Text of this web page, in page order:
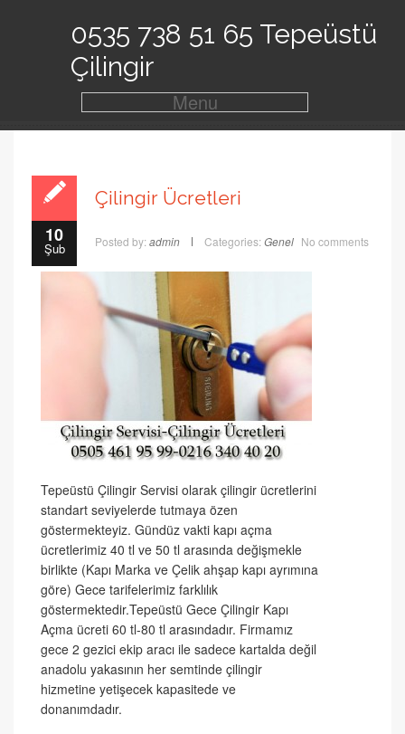
0535 738 51 65 Tepeüstü
Çilingir
Menu
10
Şub
Çilingir Ücretleri
Posted by: admin Categories: Genel No comments
Tepeüstü Çilingir Servisi olarak çilingir ücretlerini
standart seviyelerde tutmaya özen
göstermekteyiz. Gündüz vakti kapı açma
ücretlerimiz 40 tl ve 50 tl arasında değişmekle
birlikte (Kapı Marka ve Çelik ahşap kapı ayrımına
göre) Gece tarifelerimiz farklılık
göstermektedir.Tepeüstü Gece Çilingir Kapı
Açma ücreti 60 tl-80 tl arasındadır. Firmamız
gece 2 gezici ekip aracı ile sadece kartalda değil
anadolu yakasının her semtinde çilingir
hizmetine yetişecek kapasitede ve
donanımdadır.